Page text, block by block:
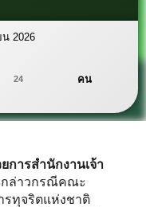
2026
24 คน
ารสำนักงานเจ้า
กล่าวกรณีคณะ
รทุจริตแห่งชาติ